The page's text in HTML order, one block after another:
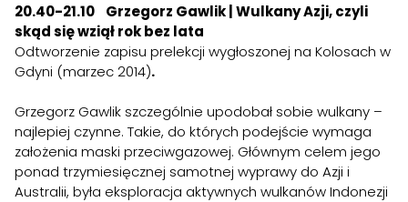
20.40-21.10
Grzegorz Gawlik | Wulkany Azji, czyli
skąd się wziął rok bez lata
Odtworzenie zapisu prelekcji wygłoszonej na Kolosach w
Gdyni (marzec 2014).
Grzegorz Gawlik szczególnie upodobał sobie wulkany –
najlepiej czynne. Takie, do których podejście wymaga
założenia maski przeciwgazowej. Głównym celem jego
ponad trzymiesięcznej samotnej wyprawy do Azji i
Australii, była eksploracja aktywnych wulkanów Indonezji